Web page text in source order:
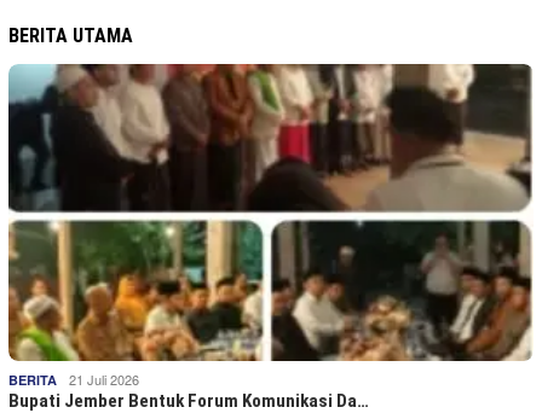
BERITA UTAMA
BERITA 21 Juli 2026
Bupati Jember Bentuk Forum Komunikasi Da…